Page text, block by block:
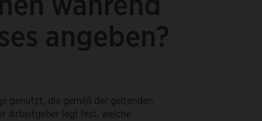
angeben?
genutzt, die gemäß der geltenden
Arbeitgeber legt fest, welche